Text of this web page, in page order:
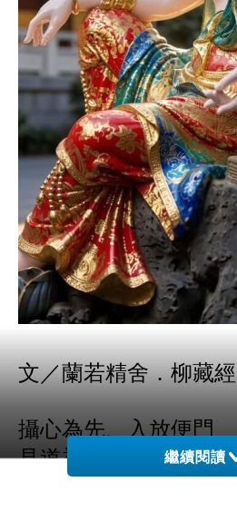
文／蘭若精舍．柳藏經
攝心為先、入放便門
見道初地、破我法執
繼續閱讀